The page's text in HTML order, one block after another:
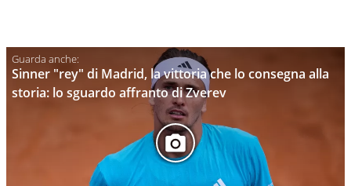
Sinner "rey" di Madrid, la vittoria che lo consegna alla
storia: lo sguardo affranto di Zverev